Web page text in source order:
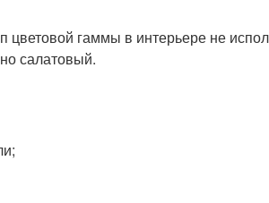
гаммы в интерьере не
салатовый.